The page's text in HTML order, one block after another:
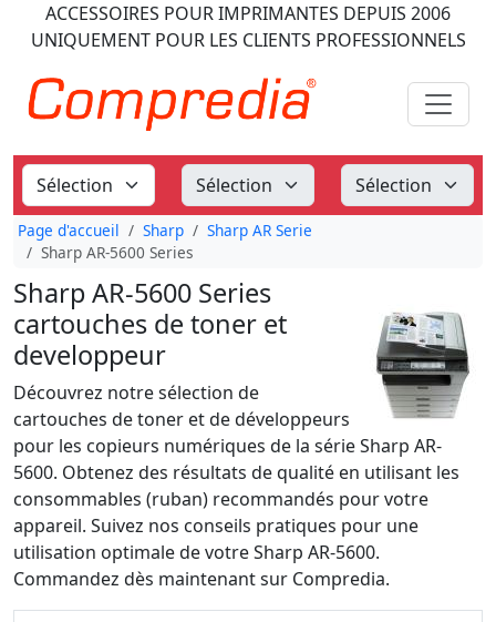
ACCESSOIRES POUR IMPRIMANTES DEPUIS 2006
UNIQUEMENT POUR LES CLIENTS PROFESSIONNELS
Page d'accueil Sharp
Sharp AR Serie
Sharp AR-5600 Series
Sharp AR-5600 Series
cartouches de toner et
developpeur
Découvrez notre sélection de
cartouches de toner et de développeurs
pour les copieurs numériques de la série Sharp AR-
5600. Obtenez des résultats de qualité en utilisant les
consommables (ruban) recommandés pour votre
appareil. Suivez nos conseils pratiques pour une
utilisation optimale de votre Sharp AR-5600.
Commandez dès maintenant sur Compredia.